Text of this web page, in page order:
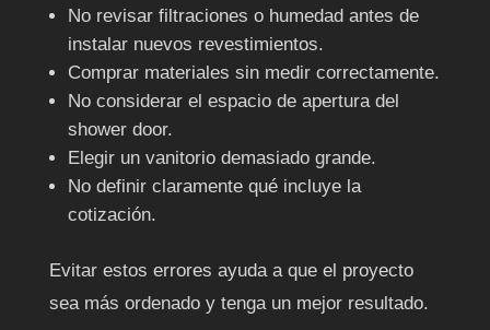
No revisar filtraciones o humedad antes de
instalar nuevos revestimientos.
Comprar materiales sin medir correctamente.
No considerar el espacio de apertura del
shower door.
Elegir un vanitorio demasiado grande.
No definir claramente qué incluye la
cotización.
Evitar estos errores ayuda a que el proyecto
sea más ordenado y tenga un mejor resultado.